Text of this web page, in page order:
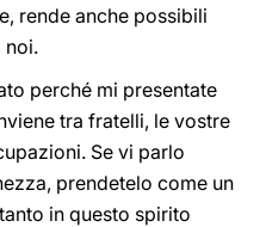
rende anche possibili
noi.
perché mi presentate
tra fratelli, le vostre
Se vi parlo
prendetelo come un
in questo spirito